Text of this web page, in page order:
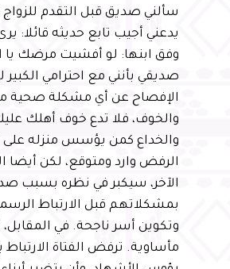
سألني صديق قبل التقدم
يدعني أجيب تابع حديثه قائلا:
وفق ابنها: لو أفشيت مرضك يا
صديقي بأنني مع احترامي الكبير
الإفصاح عن أي مشكلة صحية
والخوف، فلا تدع خوف أهلك
والخداع كمن يؤسس منزله
الرفض وارد ومتوقع، لكن أيضا
الآخر، سيكبر في نظره بسبب
بمشكلاتهم قبل الارتباط
وتكوين أسر ناجحة. في
مأساوية. ترفض الفتاة